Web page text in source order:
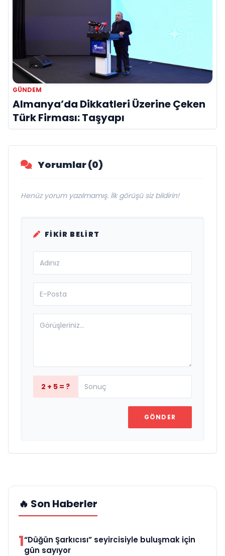
GÜNDEM
Almanya’da Dikkatleri Üzerine Çeken
Türk Firması: Taşyapı
Yorumlar (0)
Henüz yorum yazılmamış. İlk görüşü siz bildirin!
FIKIR BELIRT
2 + 5 = ?
GÖNDER
🔥 Son Haberler
1“Düğün Şarkıcısı” seyircisiyle buluşmak için
gün sayıyor